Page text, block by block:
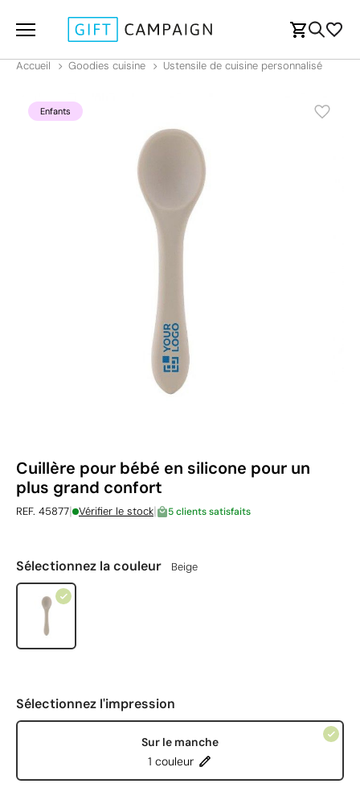
Accueil Goodies cuisine Ustensile de cuisine personnalisé
Enfants
Cuillère pour bébé en silicone pour un
plus grand confort
REF. 45877| Vérifier le stock| 5 clients satisfaits
Sélectionnez la couleur Beige
Sélectionnez l'impression
Sur le manche
1 couleur